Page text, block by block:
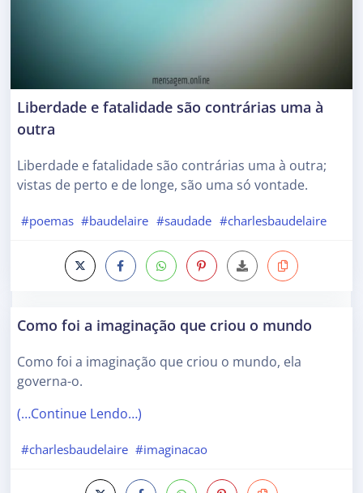
Liberdade e fatalidade são contrárias uma à
outra
Liberdade e fatalidade são contrárias uma à outra;
vistas de perto e de longe, são uma só vontade.
#poemas #baudelaire #saudade #charlesbaudelaire
Como foi a imaginação que criou o mundo
Como foi a imaginação que criou o mundo, ela
governa-o.
(…Continue Lendo…)
#charlesbaudelaire #imaginacao